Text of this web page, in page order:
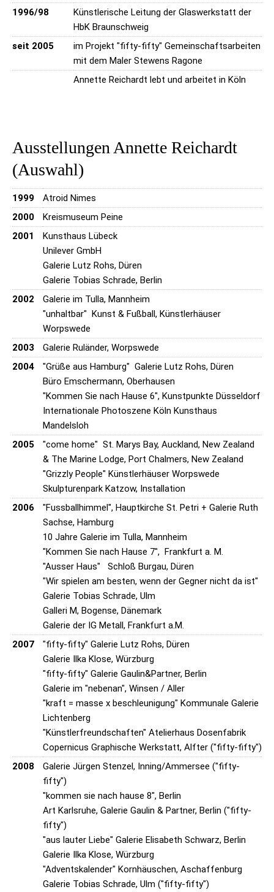
1996/98
Künstlerische Leitung der Glaswerkstatt der
HbK Braunschweig
seit 2005
im Projekt "fifty-fifty" Gemeinschaftsarbeiten
mit dem Maler Stewens Ragone
Annette Reichardt lebt und arbeitet in Köln
Ausstellungen Annette Reichardt
(Auswahl)
1999
Atroid Nimes
2000
Kreismuseum Peine
2001
Kunsthaus Lübeck
Unilever GmbH
Galerie Lutz Rohs, Düren
Galerie Tobias Schrade, Berlin
2002
Galerie im Tulla, Mannheim
"unhaltbar" Kunst & Fußball, Künstlerhäuser
Worpswede
2003
Galerie Ruländer, Worpswede
2004
"Grüße aus Hamburg" Galerie Lutz Rohs, Düren
Büro Emschermann, Oberhausen
"Kommen Sie nach Hause 6", Kunstpunkte Düsseldorf
Internationale Photoszene Köln Kunsthaus
Mandelsloh
2005
"come home" St. Marys Bay, Auckland, New Zealand
& The Marine Lodge, Port Chalmers, New Zealand
"Grizzly People" Künstlerhäuser Worpswede
Skulpturenpark Katzow, Installation
2006
"Fussballhimmel", Hauptkirche St. Petri + Galerie Ruth
Sachse, Hamburg
10 Jahre Galerie im Tulla, Mannheim
"Kommen Sie nach Hause 7", Frankfurt a. M.
"Ausser Haus" Schloß Burgau, Düren
"Wir spielen am besten, wenn der Gegner nicht da ist"
Galerie Tobias Schrade, Ulm
Galleri M, Bogense, Dänemark
Galerie der IG Metall, Frankfurt a.M.
2007
"fifty-fifty" Galerie Lutz Rohs, Düren
Galerie Ilka Klose, Würzburg
"fifty-fifty" Galerie Gaulin&Partner, Berlin
Galerie im "nebenan", Winsen / Aller
"kraft = masse x beschleunigung" Kommunale Galerie
Lichtenberg
"Künstlerfreundschaften" Atelierhaus Dosenfabrik
Copernicus Graphische Werkstatt, Alfter ("fifty-fifty")
2008
Galerie Jürgen Stenzel, Inning/Ammersee ("fifty-
fifty")
"kommen sie nach hause 8", Berlin
Art Karlsruhe, Galerie Gaulin & Partner, Berlin ("fifty-
fifty")
"aus lauter Liebe" Galerie Elisabeth Schwarz, Berlin
Galerie Ilka Klose, Würzburg
"Adventskalender" Kornhäuschen, Aschaffenburg
Galerie Tobias Schrade, Ulm ("fifty-fifty")